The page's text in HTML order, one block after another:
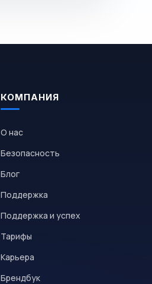
КОМПАНИЯ
О нас
Безопасность
Блог
Поддержка
Поддержка и успех
Тарифы
Карьера
Брендбук